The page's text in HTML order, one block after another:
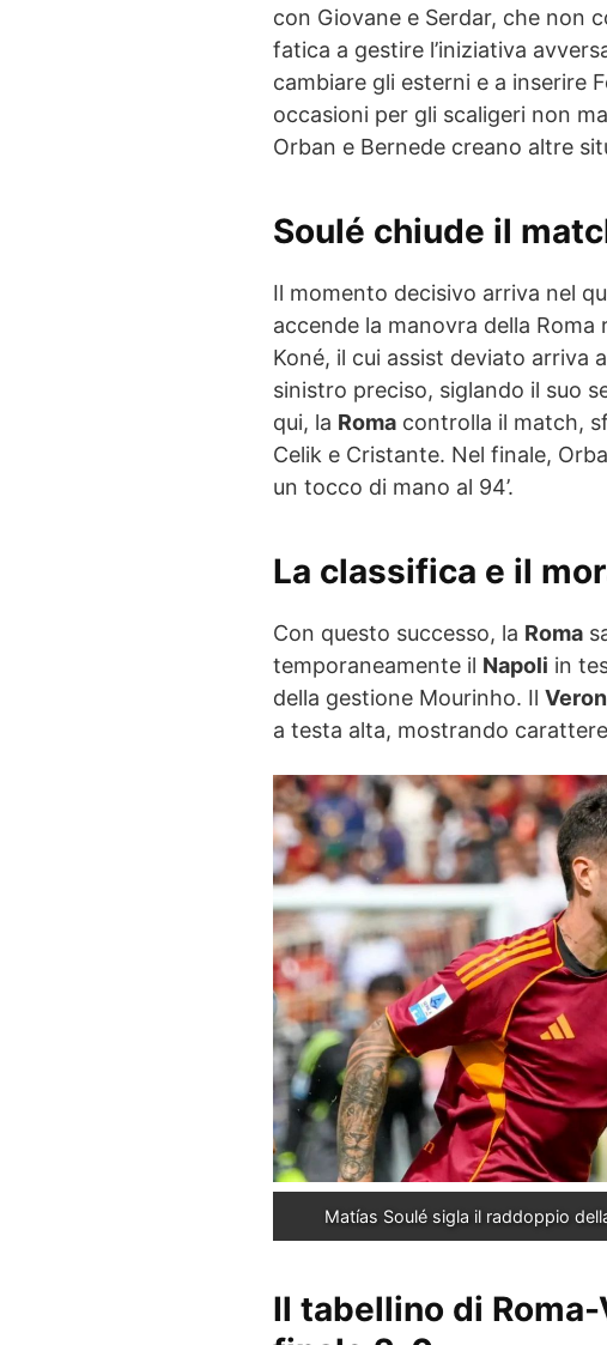
con Giovane e Serdar, che non
fatica a gestire l’iniziativa
cambiare gli esterni e a inserire
occasioni per gli scaligeri non
Orban e Bernede creano altre
Soulé chiude il
Il momento decisivo arriva nel
accende la manovra della
Koné, il cui assist deviato arriva
sinistro preciso, siglando il suo
qui, la Roma controlla il match,
Celik e Cristante. Nel finale,
un tocco di mano al 94’.
La classifica e il
Con questo successo, la Roma
temporaneamente il Napoli in
della gestione Mourinho. Il
a testa alta, mostrando
Matías Soulé sigla il raddoppio
Il tabellino di